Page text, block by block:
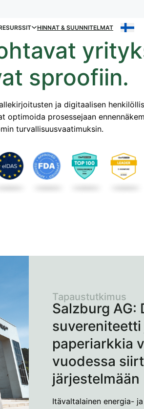
HINNAT & SUUNNITELMAT
sproofiin.
ja digitaalisen
prosessejaan
turvallisuusvaatimuksin.
Salzburg AG:
paperiarkkia
vuodessa
järjestelmään
Tapaustutkimus
Itävaltalainen energia-